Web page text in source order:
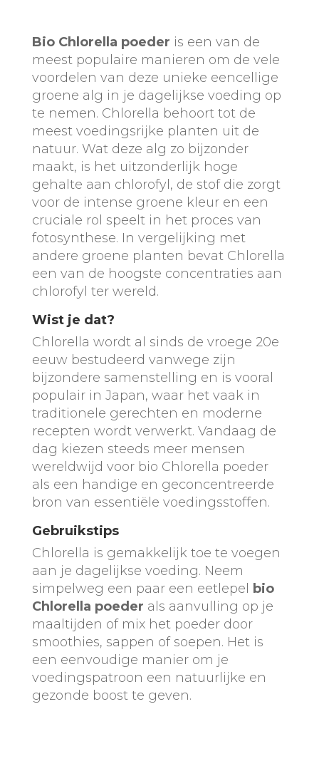
Bio Chlorella poeder is een van de
meest populaire manieren om de vele
voordelen van deze unieke eencellige
groene alg in je dagelijkse voeding op
te nemen. Chlorella behoort tot de
meest voedingsrijke planten uit de
natuur. Wat deze alg zo bijzonder
maakt, is het uitzonderlijk hoge
gehalte aan chlorofyl, de stof die zorgt
voor de intense groene kleur en een
cruciale rol speelt in het proces van
fotosynthese. In vergelijking met
andere groene planten bevat Chlorella
een van de hoogste concentraties aan
chlorofyl ter wereld.
Wist je dat?
Chlorella wordt al sinds de vroege 20e
eeuw bestudeerd vanwege zijn
bijzondere samenstelling en is vooral
populair in Japan, waar het vaak in
traditionele gerechten en moderne
recepten wordt verwerkt. Vandaag de
dag kiezen steeds meer mensen
wereldwijd voor bio Chlorella poeder
als een handige en geconcentreerde
bron van essentiële voedingsstoffen.
Gebruikstips
Chlorella is gemakkelijk toe te voegen
aan je dagelijkse voeding. Neem
simpelweg een paar een eetlepel
bio
Chlorella poeder als aanvulling op je
maaltijden of mix het poeder door
smoothies, sappen of soepen. Het is
een eenvoudige manier om je
voedingspatroon een natuurlijke en
gezonde boost te geven.